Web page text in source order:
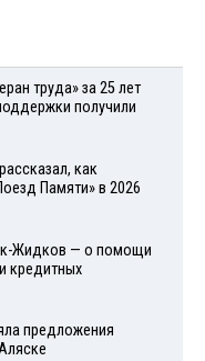
труда» за 25 лет
получили
как
Памяти» в 2026
Жидков — о помощи
кредитных
предложения